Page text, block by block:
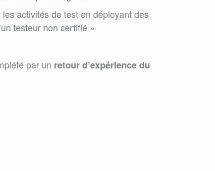
activités de test en déployant des
testeur non certifié »
par un retour d’expérience du